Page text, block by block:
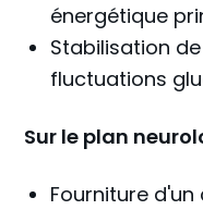
énergétique
Stabilisation
fluctuations
Sur le plan
Fourniture